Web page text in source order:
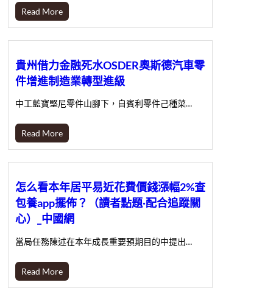
Read More
貴州借力金融死水OSDER奧斯德汽車零
件增進制造業轉型進級
中工藍寶堅尼零件山腳下，自賓利零件己種菜…
Read More
怎么看本年居平易近花費價錢漲幅2%查
包養app擺佈？（讀者點題·配合追蹤關
心）_中國網
當局任務陳述在本年成長重要預期目的中提出…
Read More